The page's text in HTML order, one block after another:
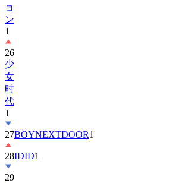
ョ
ン
1
26
少
女
时
代
1
27BOYNEXTDOOR1
28IDID1
29